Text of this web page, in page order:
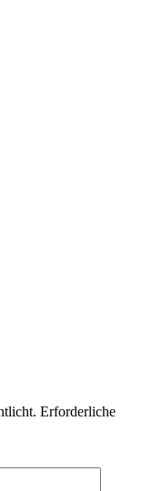
Erforderliche